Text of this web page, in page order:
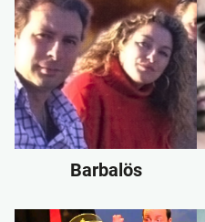
Barbalös